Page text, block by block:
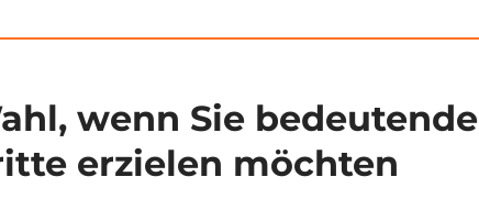
wenn Sie bedeutende
erzielen möchten